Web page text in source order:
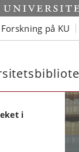
Forskning på KU
i